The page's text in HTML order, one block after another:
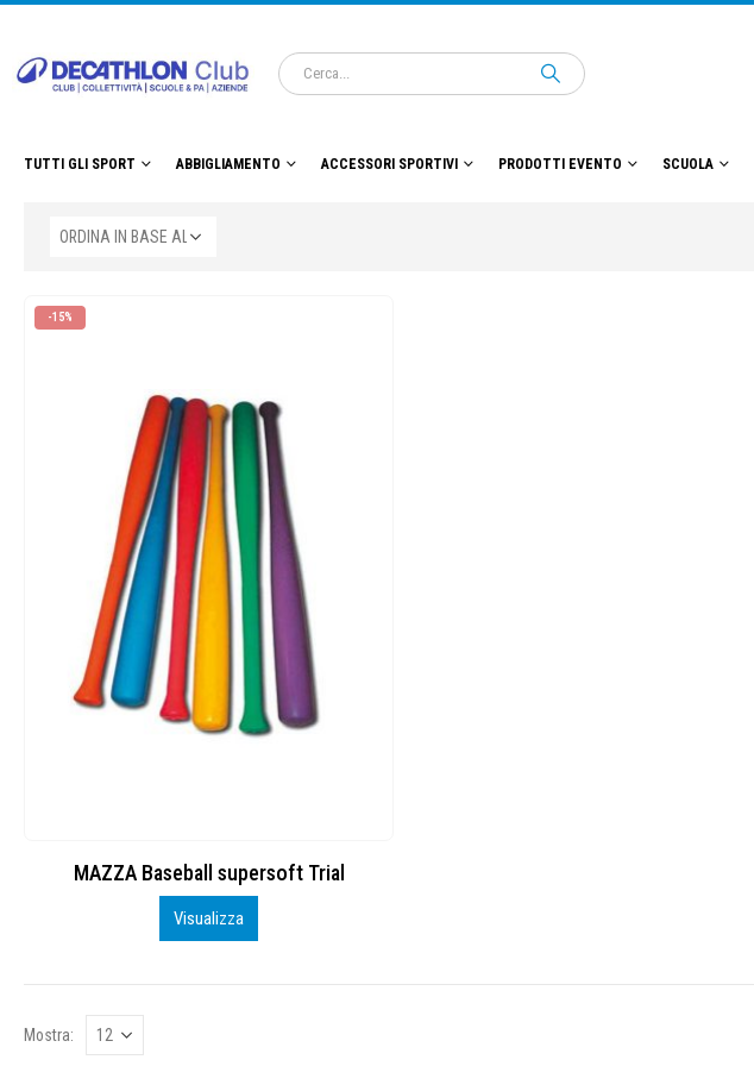
TUTTI GLI SPORT ABBIGLIAMENTO ACCESSORI SPORTIVI PRODOTTI EVENTO SCUOLA
-15%
MAZZA Baseball supersoft Trial
Visualizza
Mostra: